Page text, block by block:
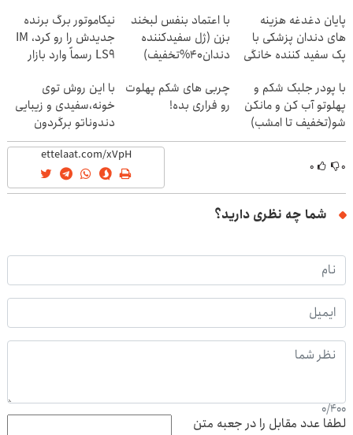
پایان دغدغه هزینه
های دندان پزشکی با
پک سفید کننده خانگی
با اعتماد بنفس لبخند
بزن (ژل سفیدکننده
دندان40%تخفیف)
نیکاموتور برگ برنده
جدیدش را رو کرد، IM
LS9 رسماً وارد بازار
با پودر جلبک شکم و
پهلوتو آب کن و مانکن
شو(تخفیف تا امشب)
چربی های شکم پهلوت
رو فراری بده!
با این روش توی
خونه،سفیدی و زیبایی
دندوناتو برگردون
(40%off)
۰ ۰
شما چه نظری دارید؟
0/400
لطفا عدد مقابل را در جعبه متن